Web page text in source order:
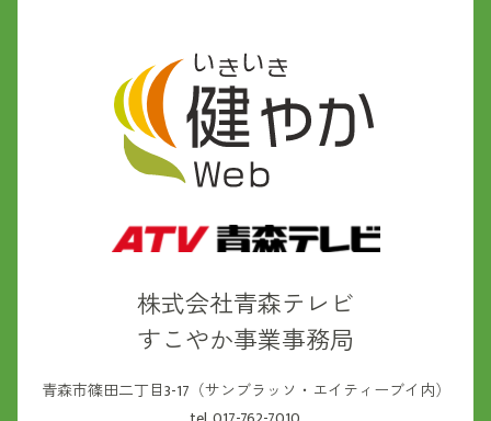
株式会社青森テレビ
すこやか事業事務局
青森市篠田二丁目3-17（サンブラッソ・エイティーブイ内）